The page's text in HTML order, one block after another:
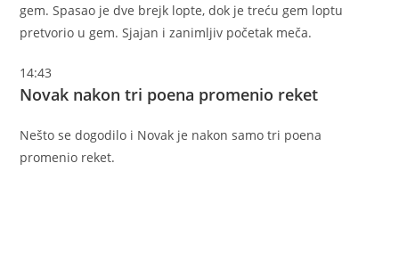
gem. Spasao je dve brejk lopte, dok je treću gem loptu
pretvorio u gem. Sjajan i zanimljiv početak meča.
14:43
Novak nakon tri poena promenio reket
Nešto se dogodilo i Novak je nakon samo tri poena
promenio reket.